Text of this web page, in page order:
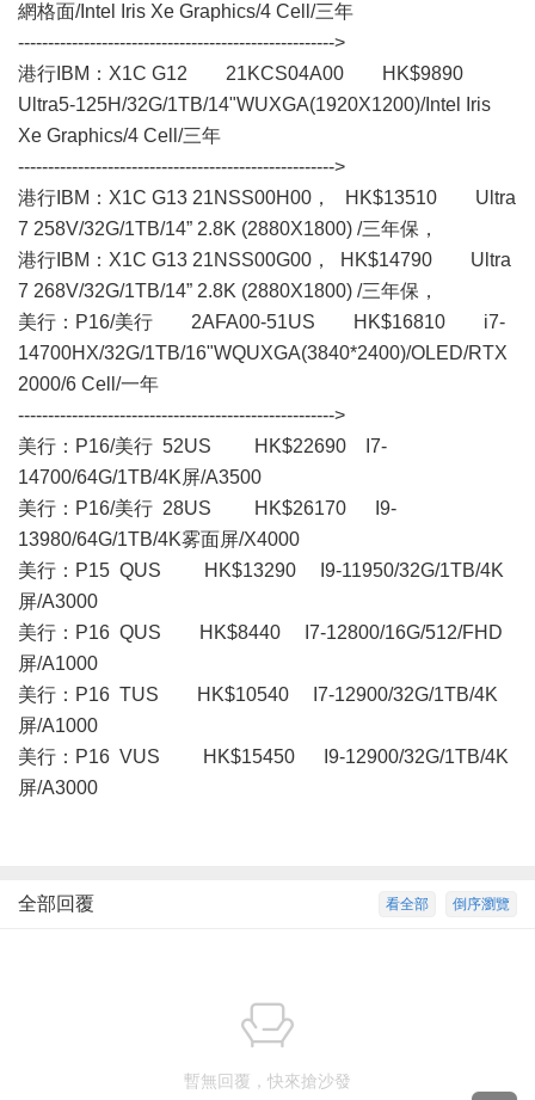
網格面/Intel Iris Xe Graphics/4 Cell/三年
----------------------------------------------------->
港行IBM：X1C G12 21KCS04A00 HK$9890
Ultra5-125H/32G/1TB/14"WUXGA(1920X1200)/Intel Iris
Xe Graphics/4 Cell/三年
----------------------------------------------------->
港行IBM：X1C G13 21NSS00H00， HK$13510 Ultra
7 258V/32G/1TB/14” 2.8K (2880X1800) /三年保，
港行IBM：X1C G13 21NSS00G00， HK$14790 Ultra
7 268V/32G/1TB/14” 2.8K (2880X1800) /三年保，
美行： P16/美行 2AFA00-51US HK$16810 i7-
14700HX/32G/1TB/16"WQUXGA(3840*2400)/OLED/RTX
2000/6 Cell/一年
----------------------------------------------------->
美行： P16/美行 52US HK$22690 I7-
14700/64G/1TB/4K屏/A3500
美行： P16/美行 28US HK$26170 I9-
13980/64G/1TB/4K雾面屏/X4000
美行：P15 QUS HK$13290 I9-11950/32G/1TB/4K
屏/A3000
美行：P16 QUS HK$8440 I7-12800/16G/512/FHD
屏/A1000
美行：P16 TUS HK$10540 I7-12900/32G/1TB/4K
屏/A1000
美行： P16 VUS HK$15450 I9-12900/32G/1TB/4K
屏/A3000
倒序瀏覽
看全部
全部回覆
暫無回覆，快來搶沙發